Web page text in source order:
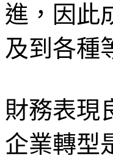
進，因此
及到各種
財務表現
企業轉型